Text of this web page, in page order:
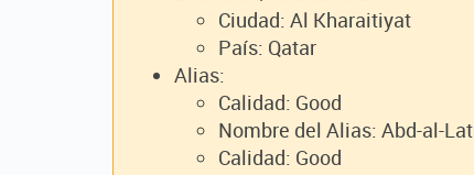
Ciudad: Al Kharaitiyat
País: Qatar
Alias:
Calidad: Good
Nombre del Alias: Abd-al-
Calidad: Good